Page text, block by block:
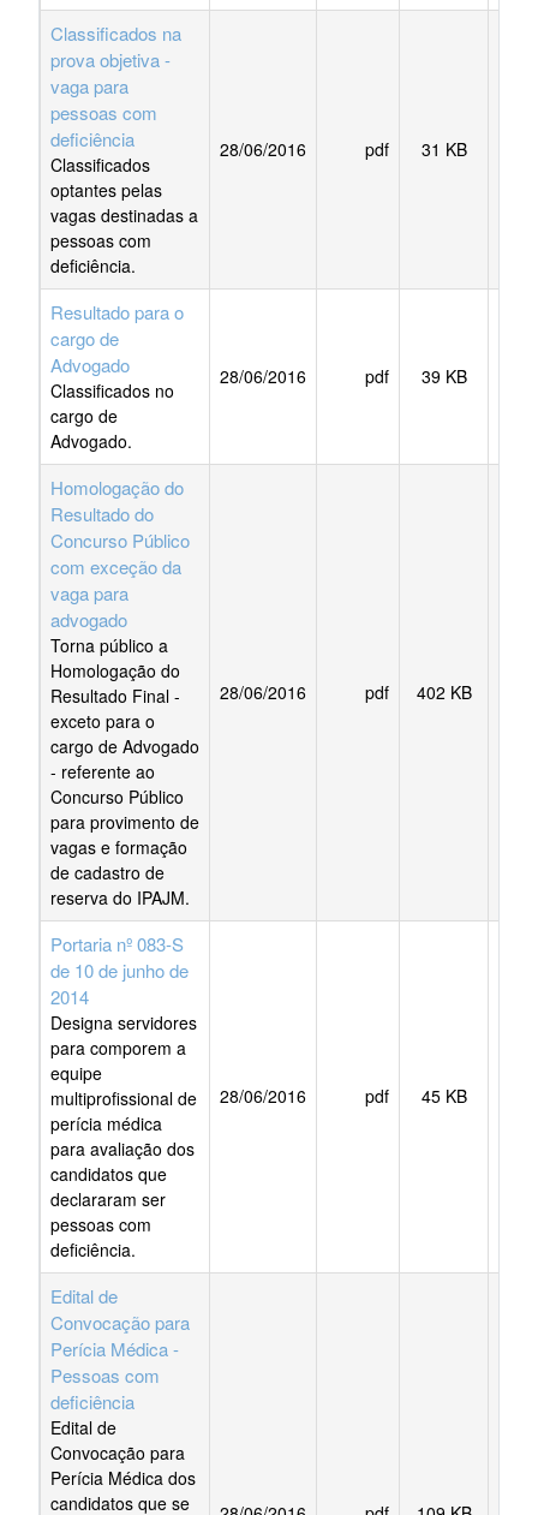
Classificados na
prova objetiva -
vaga para
pessoas com
deficiência
Classificados
optantes pelas
vagas destinadas a
pessoas com
deficiência.
28/06/2016 pdf 31 KB
Resultado para o
cargo de
Advogado
Classificados no
cargo de
Advogado.
28/06/2016 pdf 39 KB
Homologação do
Resultado do
Concurso Público
com exceção da
vaga para
advogado
Torna público a
Homologação do
Resultado Final -
exceto para o
cargo de Advogado
- referente ao
Concurso Público
para provimento de
vagas e formação
de cadastro de
reserva do IPAJM.
28/06/2016 pdf 402 KB
Portaria nº 083-S
de 10 de junho de
2014
Designa servidores
para comporem a
equipe
multiprofissional de
perícia médica
para avaliação dos
candidatos que
declararam ser
pessoas com
deficiência.
28/06/2016 pdf 45 KB
Edital de
Convocação para
Perícia Médica -
Pessoas com
deficiência
Edital de
Convocação para
Perícia Médica dos
candidatos que se